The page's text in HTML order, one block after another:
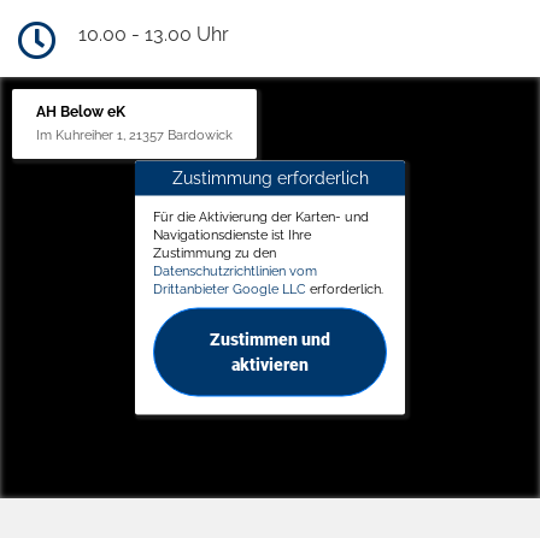
10.00 - 13.00 Uhr
AH Below eK
Im Kuhreiher 1, 21357 Bardowick
Zustimmung erforderlich
Für die Aktivierung der Karten- und
Navigationsdienste ist Ihre
Zustimmung zu den
Datenschutzrichtlinien vom
Drittanbieter Google LLC erforderlich.
Zustimmen und
aktivieren